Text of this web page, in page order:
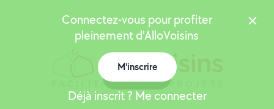
Connectez-vous pour profiter
pleinement d'AlloVoisins
M'inscrire
Déjà inscrit ? Me connecter